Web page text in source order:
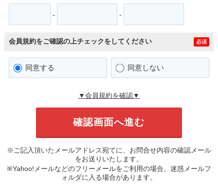
- -
会員規約をご確認の上チェックをしてください 必須
同意する 同意しない
▼会員規約を確認▼
※ご記入頂いたメールアドレス宛てに、お問合せ内容の確認メール
をお送りいたします。
※Yahoo!メールなどのフリーメールをご利用の場合、迷惑メールフ
ォルダに入る場合があります。